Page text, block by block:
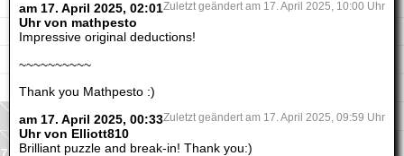
Zuletzt geändert am 17. April 2025, 10:00 Uhr
am 17. April 2025, 02:01
Uhr von mathpesto
Impressive original deductions!
~~~~~~~~~~
Thank you Mathpesto :)
Zuletzt geändert am 17. April 2025, 09:59 Uhr
am 17. April 2025, 00:33
Uhr von Elliott810
Brilliant puzzle and break-in! Thank you:)